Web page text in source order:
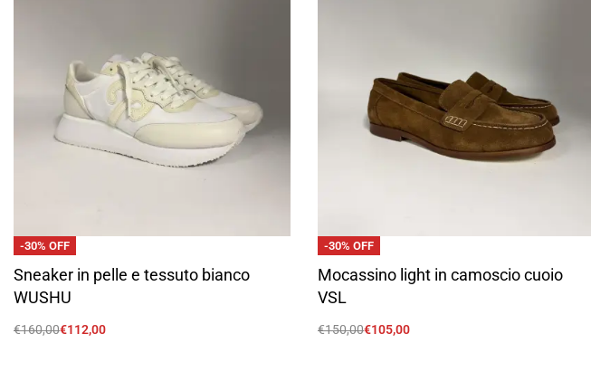
-30% OFF
Sneaker in pelle e tessuto bianco
WUSHU
€160,00€112,00
-30% OFF
Mocassino light in camoscio cuoio
VSL
€150,00€105,00